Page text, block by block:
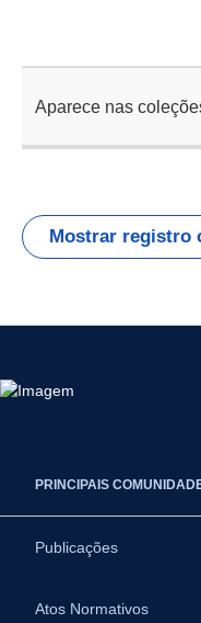
Aparece nas
Mostrar registro
PRINCIPAIS
Publicações
Atos Normativos